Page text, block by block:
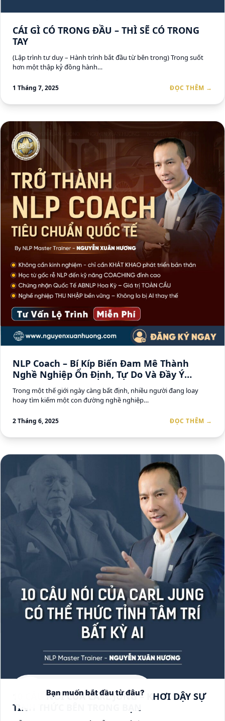
CÁI GÌ CÓ TRONG ĐẦU – THÌ SẼ CÓ TRONG
TAY
(Lập trình tư duy – Hành trình bắt đầu từ bên trong) Trong suốt
hơn một thập kỷ đồng hành…
1 Tháng 7, 2025 ĐỌC THÊM →
NLP Coach – Bí Kíp Biến Đam Mê Thành
Nghề Nghiệp Ổn Định, Tự Do Và Đầy Ý
Nghĩa
Trong một thế giới ngày càng bất định, nhiều người đang loay
hoay tìm kiếm một con đường nghề nghiệp…
2 Tháng 6, 2025 ĐỌC THÊM →
10 CÂU NÓI CỦA CARL JUNG – KHƠI DẬY SỰ
TỈNH THỨC BÊN TRONG BẠN